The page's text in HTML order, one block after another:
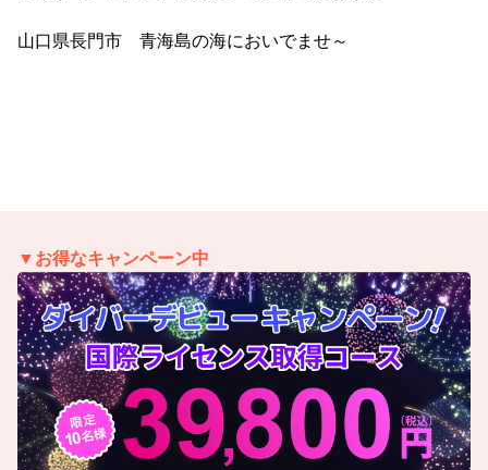
山口県長門市 青海島の海においでませ～
▼お得なキャンペーン中